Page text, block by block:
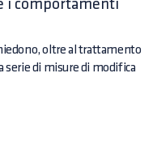
i comportamenti
oltre al trattamento
di misure di modifica